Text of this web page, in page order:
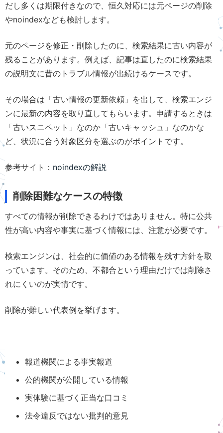
だし多くは期限付きなので、恒久対応には元ページの削除
やnoindexなども検討します。
元のページを修正・削除したのに、検索結果に古い内容が
残ることがあります。例えば、記事は直したのに検索結果
の説明文に昔のトラブル情報が出続けるケースです。
その場合は「古い情報の更新依頼」を出して、検索エンジ
ンに最新の内容を取り直してもらいます。申請するときは
「古いスニペット」なのか「古いキャッシュ」なのかな
ど、状況に合う対象区分を選ぶのがポイントです。
参考サイト： noindexの解説
削除困難なケースの特徴
すべての情報が削除できるわけではありません。特に公共
性が高い内容や事実に基づく情報には、注意が必要です。
検索エンジンは、社会的に価値のある情報を残す方針を取
っています。そのため、不都合という理由だけでは削除さ
れにくいのが実情です。
削除が難しい代表例を挙げます。
報道機関による事実報道
公的機関が公開している情報
実体験に基づく正当な口コミ
法令違反ではない批判的意見